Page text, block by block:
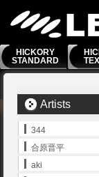
HICKORY
STANDARD
Artists
344
合原晋平
aki